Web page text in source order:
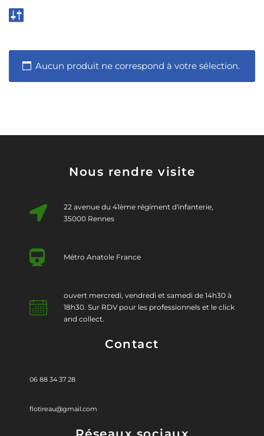
Aucun produit ne correspond à votre sélection.
Nous rendre visite
22 avenue du 41ème régiment d'infanterie,
35000 Rennes
Métro Anatole France
ouvert mercredi, vendredi et samedi de 14h30 à
18h30. Sur RDV pour les professionnels et le click
and collect.
Contact
06 88 34 37 28
flotireau@gmail.com